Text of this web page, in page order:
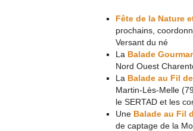
Fête de la Nature
prochains,
Versant du né
La Balade
Nord Ouest
La Balade au Fil
Martin-Lès-Melle
le SERTAD et les
Une Balade au Fil
de captage de la